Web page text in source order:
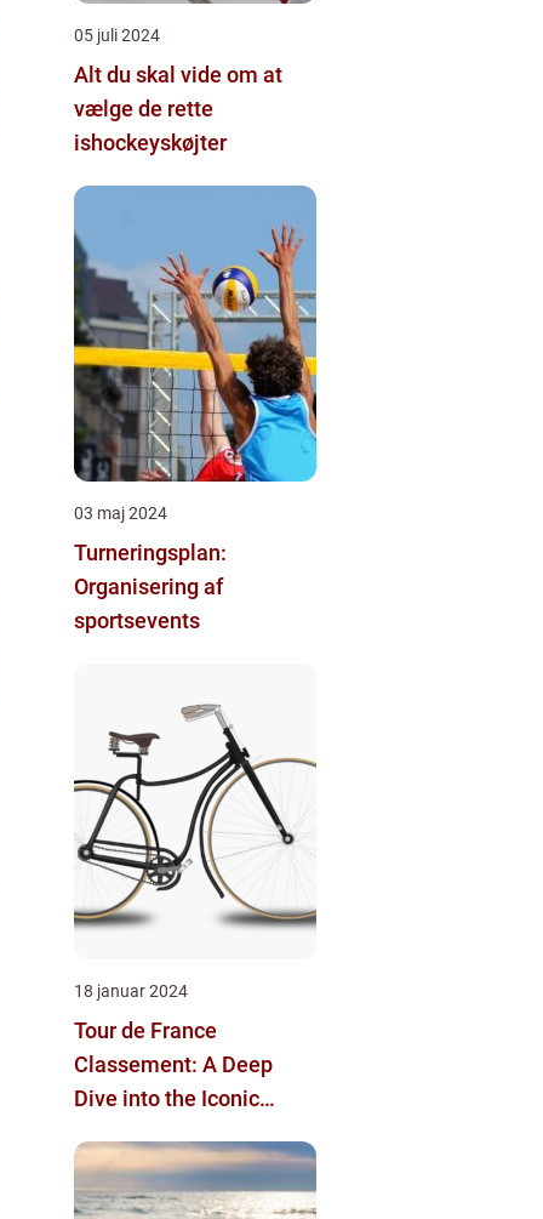
05 juli 2024
Alt du skal vide om at
vælge de rette
ishockeyskøjter
03 maj 2024
Turneringsplan:
Organisering af
sportsevents
18 januar 2024
Tour de France
Classement: A Deep
Dive into the Iconic